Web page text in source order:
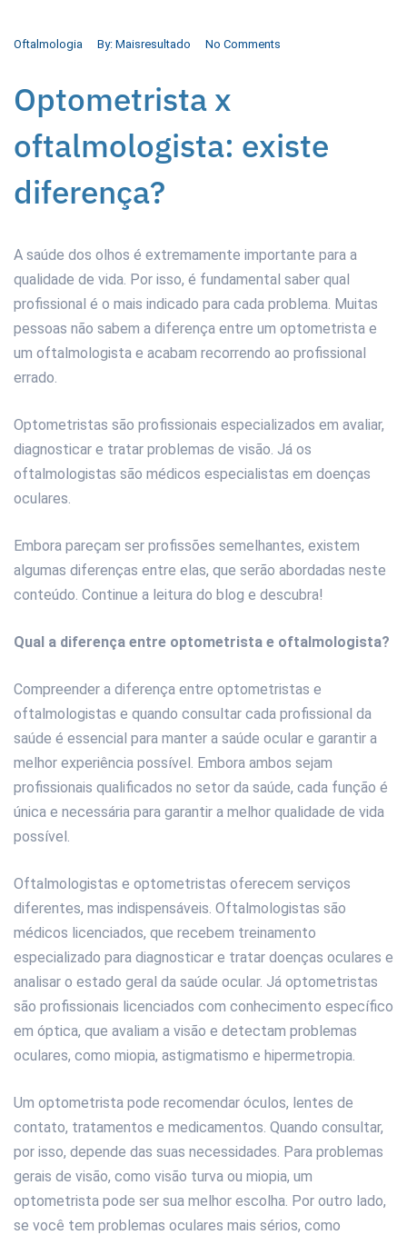
Oftalmologia By: Maisresultado No Comments
Optometrista x
oftalmologista: existe
diferença?
A saúde dos olhos é extremamente importante para a
qualidade de vida. Por isso, é fundamental saber qual
profissional é o mais indicado para cada problema. Muitas
pessoas não sabem a diferença entre um optometrista e
um oftalmologista e acabam recorrendo ao profissional
errado.
Optometristas são profissionais especializados em avaliar,
diagnosticar e tratar problemas de visão. Já os
oftalmologistas são médicos especialistas em doenças
oculares.
Embora pareçam ser profissões semelhantes, existem
algumas diferenças entre elas, que serão abordadas neste
conteúdo. Continue a leitura do blog e descubra!
Qual a diferença entre optometrista e oftalmologista?
Compreender a diferença entre optometristas e
oftalmologistas e quando consultar cada profissional da
saúde é essencial para manter a saúde ocular e garantir a
melhor experiência possível. Embora ambos sejam
profissionais qualificados no setor da saúde, cada função é
única e necessária para garantir a melhor qualidade de vida
possível.
Oftalmologistas e optometristas oferecem serviços
diferentes, mas indispensáveis. Oftalmologistas são
médicos licenciados, que recebem treinamento
especializado para diagnosticar e tratar doenças oculares e
analisar o estado geral da saúde ocular. Já optometristas
são profissionais licenciados com conhecimento específico
em óptica, que avaliam a visão e detectam problemas
oculares, como miopia, astigmatismo e hipermetropia.
Um optometrista pode recomendar óculos, lentes de
contato, tratamentos e medicamentos. Quando consultar,
por isso, depende das suas necessidades. Para problemas
gerais de visão, como visão turva ou miopia, um
optometrista pode ser sua melhor escolha. Por outro lado,
se você tem problemas oculares mais sérios, como